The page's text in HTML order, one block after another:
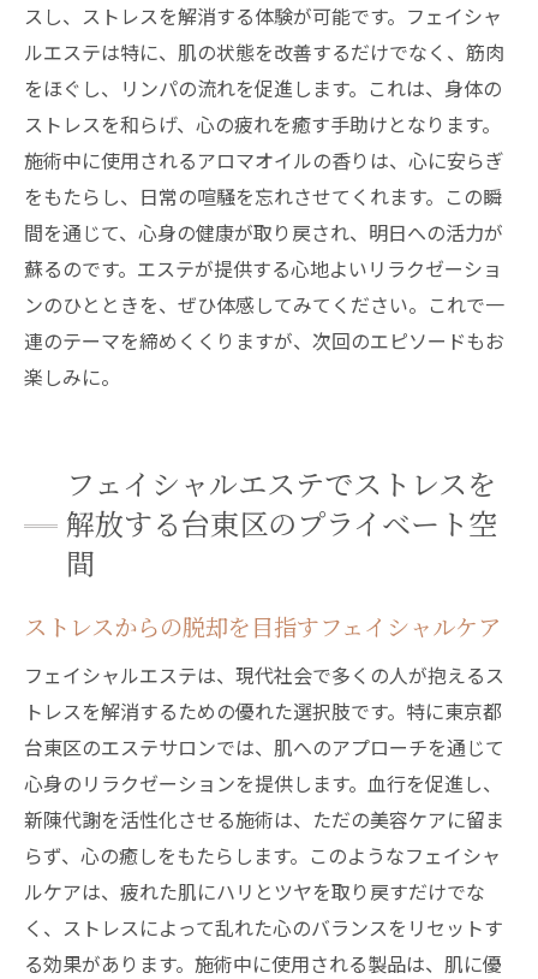
スし、ストレスを解消する体験が可能です。フェイシャ
ルエステは特に、肌の状態を改善するだけでなく、筋肉
をほぐし、リンパの流れを促進します。これは、身体の
ストレスを和らげ、心の疲れを癒す手助けとなります。
施術中に使用されるアロマオイルの香りは、心に安らぎ
をもたらし、日常の喧騒を忘れさせてくれます。この瞬
間を通じて、心身の健康が取り戻され、明日への活力が
蘇るのです。エステが提供する心地よいリラクゼーショ
ンのひとときを、ぜひ体感してみてください。これで一
連のテーマを締めくくりますが、次回のエピソードもお
楽しみに。
フェイシャルエステでストレスを
解放する台東区のプライベート空
間
ストレスからの脱却を目指すフェイシャルケア
フェイシャルエステは、現代社会で多くの人が抱えるス
トレスを解消するための優れた選択肢です。特に東京都
台東区のエステサロンでは、肌へのアプローチを通じて
心身のリラクゼーションを提供します。血行を促進し、
新陳代謝を活性化させる施術は、ただの美容ケアに留ま
らず、心の癒しをもたらします。このようなフェイシャ
ルケアは、疲れた肌にハリとツヤを取り戻すだけでな
く、ストレスによって乱れた心のバランスをリセットす
る効果があります。施術中に使用される製品は、肌に優